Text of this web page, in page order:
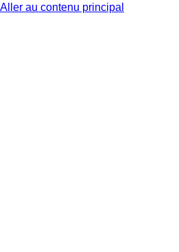
Aller au contenu principal